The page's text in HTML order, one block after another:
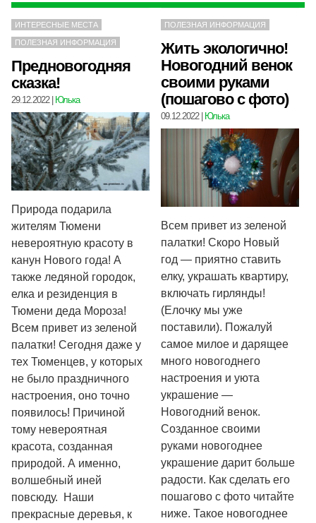
ИНТЕРЕСНЫЕ МЕСТА
ПОЛЕЗНАЯ ИНФОРМАЦИЯ
Предновогодняя
сказка!
29.12.2022| Юлька
Природа подарила
жителям Тюмени
невероятную красоту в
канун Нового года! А
также ледяной городок,
елка и резиденция в
Тюмени деда Мороза!
Всем привет из зеленой
палатки! Сегодня даже у
тех Тюменцев, у которых
не было праздничного
настроения, оно точно
появилось! Причиной
тому невероятная
красота, созданная
природой. А именно,
волшебный иней
повсюду. Наши
прекрасные деревья, к
ПОЛЕЗНАЯ ИНФОРМАЦИЯ
Жить экологично!
Новогодний венок
своими руками
(пошагово с фото)
09.12.2022| Юлька
Всем привет из зеленой
палатки! Скоро Новый
год — приятно ставить
елку, украшать квартиру,
включать гирлянды!
(Елочку мы уже
поставили). Пожалуй
самое милое и дарящее
много новогоднего
настроения и уюта
украшение —
Новогодний венок.
Созданное своими
руками новогоднее
украшение дарит больше
радости. Как сделать его
пошагово с фото читайте
ниже. Такое новогоднее